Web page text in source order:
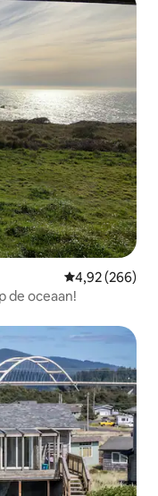
Gemiddelde
4,92 (266)
de oceaan!